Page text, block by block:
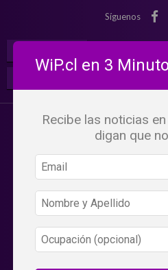
Síguenos
WiP.cl en 3
Recibe las noticias
digan que